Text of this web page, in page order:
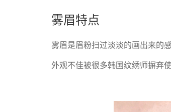
雾眉特点
雾眉是眉粉扫过淡淡的画出来的
外观不佳被很多韩国纹绣师摒弃